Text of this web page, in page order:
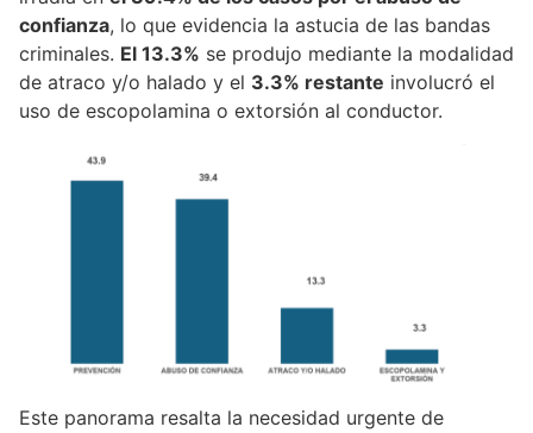
confianza, lo que evidencia la astucia de las bandas
criminales. El 13.3% se produjo mediante la modalidad
de atraco y/o halado y el 3.3% restante involucró el
uso de escopolamina o extorsión al conductor.
Este panorama resalta la necesidad urgente de